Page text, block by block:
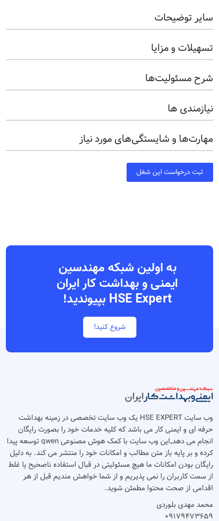
سایر توضیحات
تسهیلات و مزایا
شرح مسئولیت‌ها
نیازمندی ها
مهارت‌ها و شایستگی‌های مورد نیاز
ثبت درخواست این شغل
به اولین شبکه مهندسین
ایمنی و بهداشت کار ایران
HSE Expert بپیوندید!
شروع کنید!
وب سایت HSE EXPERT یک وب سایت تخصصی در زمینه بهداشت
حرفه ای و ایمنی کار می باشد که کلیه خدمات خود را بصورت رایگان
انجام می دهد٬‌این وب سایت با کمک هوش مصنوعی qwen توسعه پیدا
کرده و بر پایه باز متن مطالب و امکانات خود را منتشر می کند. به دلیل
رایگان بودن امکانات ما هیچ مسئولیتی در قبال استفاده ناصحیح یا غلط
از سمت کاربران را نمی پذیریم و از شما خواهش مندیم قبل از هر
اقدامی از صحت محتوا مطمئن شوید.
محمد مهدی بلوردی
۰۹۱۷۹۴۷۳۶۵۹